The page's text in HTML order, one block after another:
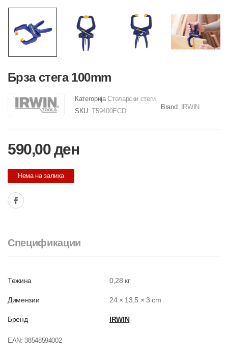
Брза стега 100mm
КатегоријаСтоларски стеги
SKU:T59400ECD
Brand: IRWIN
590,00ден
Нема на залиха
Спецификации
Тежина 0,28 кг
Димензии 24 × 13,5 × 3 cm
Бренд IRWIN
EAN:38548594002